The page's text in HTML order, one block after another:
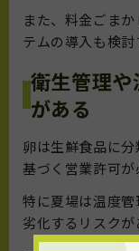
また、料金ごま
テムの導入も検討
衛生管理
がある
卵は生鮮食品に
基づく営業許可が
特に夏場は温度
劣化するリスクが